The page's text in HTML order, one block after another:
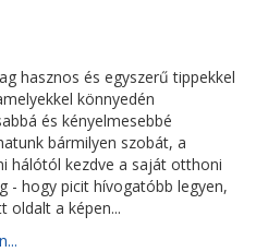
hasznos és egyszerű tippekkel
könnyedén
és kényelmesebbé
bármilyen szobát, a
hálótól kezdve a saját otthoni
- hogy picit hívogatóbb legyen,
oldalt a képen...